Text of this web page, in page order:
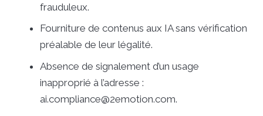
frauduleux.
Fourniture de contenus aux IA sans vérification
préalable de leur légalité.
Absence de signalement d’un usage
inapproprié à l’adresse :
ai.compliance@2emotion.com.